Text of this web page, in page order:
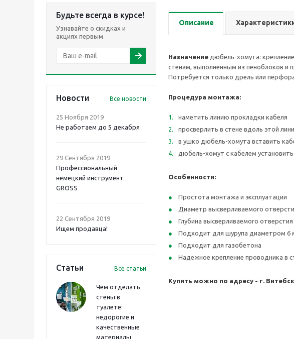
Будьте всегда в курсе!
Узнавайте о скидках и
акциях первым
Новости Все новости
25 Ноября 2019
Не работаем до 5 декабря
29 Сентября 2019
Профессиональный
немецкий инструмент
GROSS
22 Сентября 2019
Ищем продавца!
Статьи Все статьи
Чем отделать
стены в
туалете:
недорогие и
качественные
материалы
Описание
Назначение дюбель-хомута:
стенам, выполненным из пеноблоков и
Потребуется только дрель или
Процедура монтажа:
наметить линию прокладки кабеля
просверлить в стене вдоль этой
в ушко дюбель-хомута вставить
дюбель-хомут с кабелем установить
Особенности:
Простота монтажа и эксплуатации
Диаметр высверливаемого
Глубина высверливаемого
Подходит для шурупа диаметром 6
Подходит для газобетона
Надежное крепление проводника в
Купить можно по адресу - г.